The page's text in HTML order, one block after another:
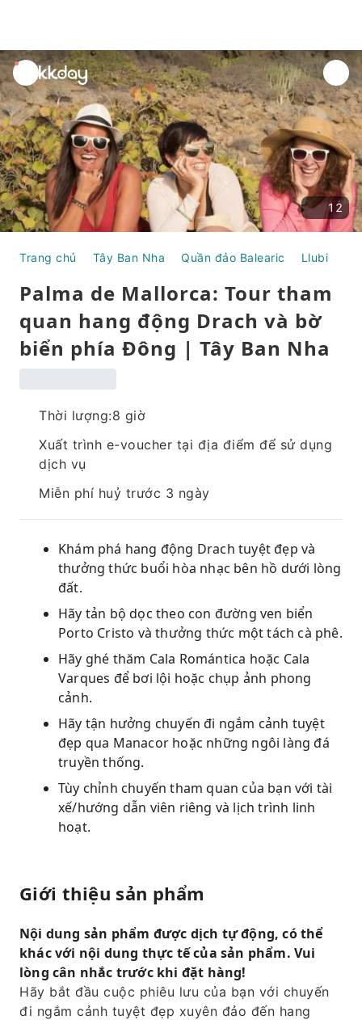
unread
notifications
12
Trang chủ Tây Ban Nha Quần đảo Balearic Llubi
Palma de Mallorca: Tour tham
quan hang động Drach và bờ
biển phía Đông | Tây Ban Nha
Thời lượng:8 giờ
Xuất trình e-voucher tại địa điểm để sử dụng
dịch vụ
Miễn phí huỷ trước 3 ngày
Khám phá hang động Drach tuyệt đẹp và
thưởng thức buổi hòa nhạc bên hồ dưới lòng
đất.
Hãy tản bộ dọc theo con đường ven biển
Porto Cristo và thưởng thức một tách cà phê.
Hãy ghé thăm Cala Romántica hoặc Cala
Varques để bơi lội hoặc chụp ảnh phong
cảnh.
Hãy tận hưởng chuyến đi ngắm cảnh tuyệt
đẹp qua Manacor hoặc những ngôi làng đá
truyền thống.
Tùy chỉnh chuyến tham quan của bạn với tài
xế/hướng dẫn viên riêng và lịch trình linh
hoạt.
Giới thiệu sản phẩm
Nội dung sản phẩm được dịch tự động, có thể
khác với nội dung thực tế của sản phẩm. Vui
lòng cân nhắc trước khi đặt hàng!
Hãy bắt đầu cuộc phiêu lưu của bạn với chuyến
đi ngắm cảnh tuyệt đẹp xuyên đảo đến hang